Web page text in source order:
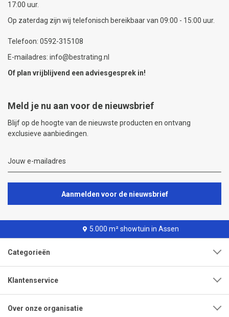
17:00 uur.
Op zaterdag zijn wij telefonisch bereikbaar van 09:00 - 15:00 uur.
Telefoon: 0592-315108
E-mailadres: info@bestrating.nl
Of plan vrijblijvend een adviesgesprek in!
Meld je nu aan voor de nieuwsbrief
Blijf op de hoogte van de nieuwste producten en ontvang
exclusieve aanbiedingen.
Aanmelden voor de nieuwsbrief
5.000 m² showtuin in Assen
Categorieën
Klantenservice
Over onze organisatie